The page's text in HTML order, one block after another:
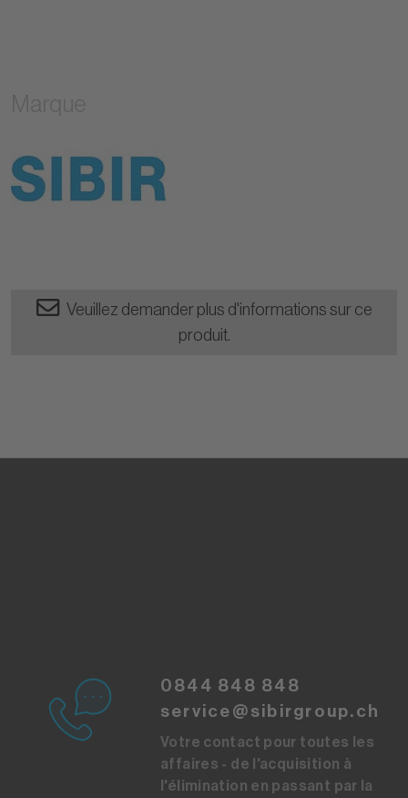
Veuillez demander plus d'informations sur ce
produit.
0844 848 848
service@sibirgroup.ch
Votre contact pour toutes les
affaires - de l'acquisition à
l'élimination en passant par la